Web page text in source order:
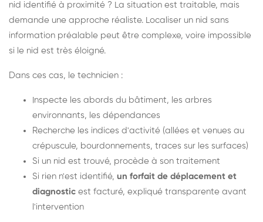
nid identifié à proximité ? La situation est traitable, mais
demande une approche réaliste. Localiser un nid sans
information préalable peut être complexe, voire impossible
si le nid est très éloigné.
Dans ces cas, le technicien :
Inspecte les abords du bâtiment, les arbres
environnants, les dépendances
Recherche les indices d'activité (allées et venues au
crépuscule, bourdonnements, traces sur les surfaces)
Si un nid est trouvé, procède à son traitement
Si rien n'est identifié, un forfait de déplacement et
diagnostic est facturé, expliqué transparente avant
l'intervention